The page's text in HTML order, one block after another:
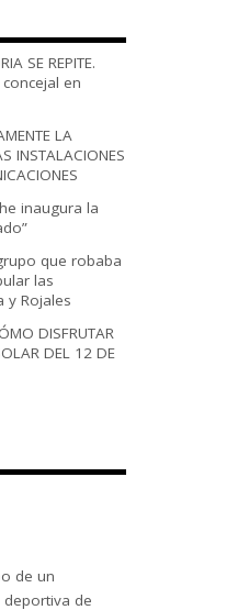
SE REPITE.
en
LA
INSTALACIONES
inaugura la
que robaba
las
y Rojales
DISFRUTAR
DEL 12 DE
de un
de